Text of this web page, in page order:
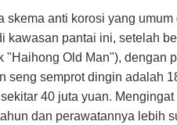
skema anti korosi yang
kawasan pantai ini, setelah
Old Man"), dengan
seng semprot dingin adalah
40 juta yuan.
dan perawatannya lebih